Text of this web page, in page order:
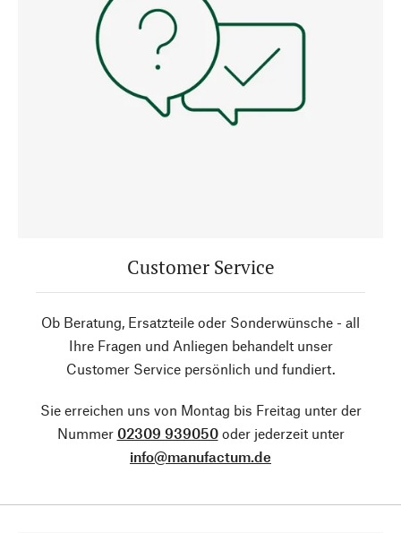
Customer Service
Ob Beratung, Ersatzteile oder Sonderwünsche - all
Ihre Fragen und Anliegen behandelt unser
Customer Service persönlich und fundiert.
Sie erreichen uns von Montag bis Freitag unter der
Nummer 02309 939050oder jederzeit unter
info@manufactum.de